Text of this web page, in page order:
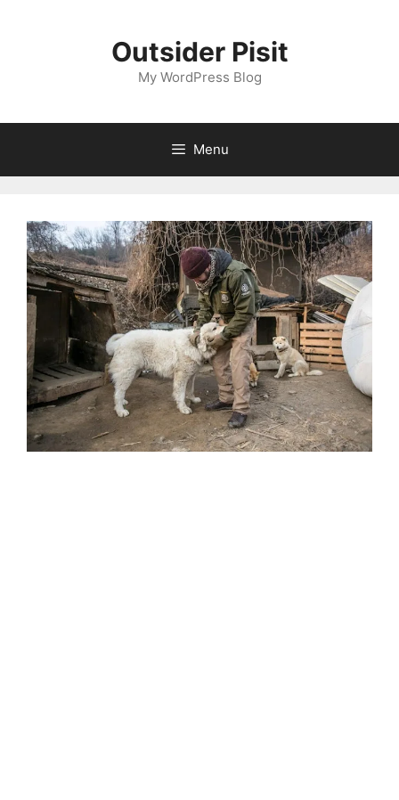
Outsider Pisit
My WordPress Blog
Menu